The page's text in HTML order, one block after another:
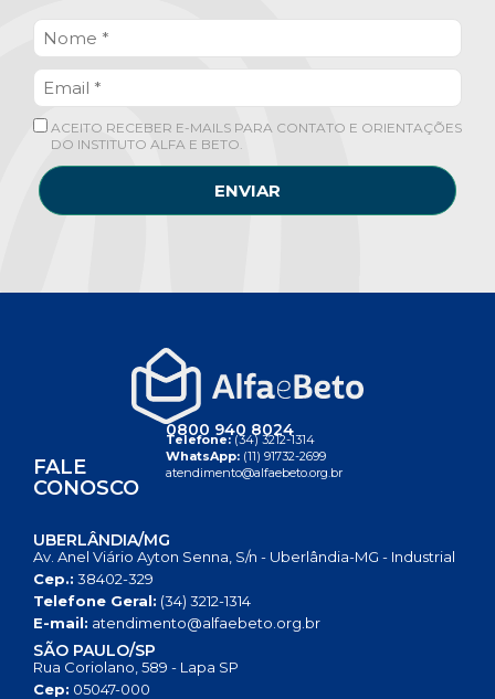
ACEITO RECEBER E-MAILS PARA CONTATO E ORIENTAÇÕES
DO INSTITUTO ALFA E BETO.
ENVIAR
FALE
CONOSCO
0800 940 8024
Telefone:(34) 3212-1314
WhatsApp: (11) 91732-2699
atendimento@alfaebeto.org.br
UBERLÂNDIA/MG
Av. Anel Viário Ayton Senna, S/n - Uberlândia-MG - Industrial
Cep.: 38402-329
Telefone Geral: (34) 3212-1314
E-mail: atendimento@alfaebeto.org.br
SÃO PAULO/SP
Rua Coriolano, 589 - Lapa SP
Cep: 05047-000